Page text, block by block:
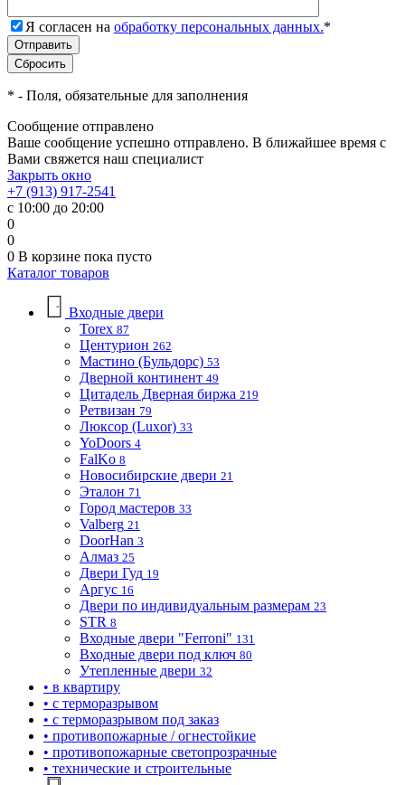
Я согласен на обработку персональных данных.*
* - Поля, обязательные для заполнения
Сообщение отправлено
Ваше сообщение успешно отправлено. В ближайшее время с
Вами свяжется наш специалист
Закрыть окно
+7 (913) 917-2541
с 10:00 до 20:00
0
0
0 В корзине пока пусто
Каталог товаров
Входные двери
Torex 87
Центурион 262
Мастино (Бульдорс) 53
Дверной континент 49
Цитадель Дверная биржа 219
Ретвизан 79
Люксор (Luxor) 33
YoDoors 4
FalKo 8
Новосибирские двери 21
Эталон 71
Город мастеров 33
Valberg 21
DoorHan 3
Алмаз 25
Двери Гуд 19
Аргус 16
Двери по индивидуальным размерам 23
STR 8
Входные двери "Ferroni" 131
Входные двери под ключ 80
Утепленные двери 32
• в квартиру
• с терморазрывом
• с терморазрывом под заказ
• противопожарные / огнестойкие
• противопожарные светопрозрачные
• технические и строительные